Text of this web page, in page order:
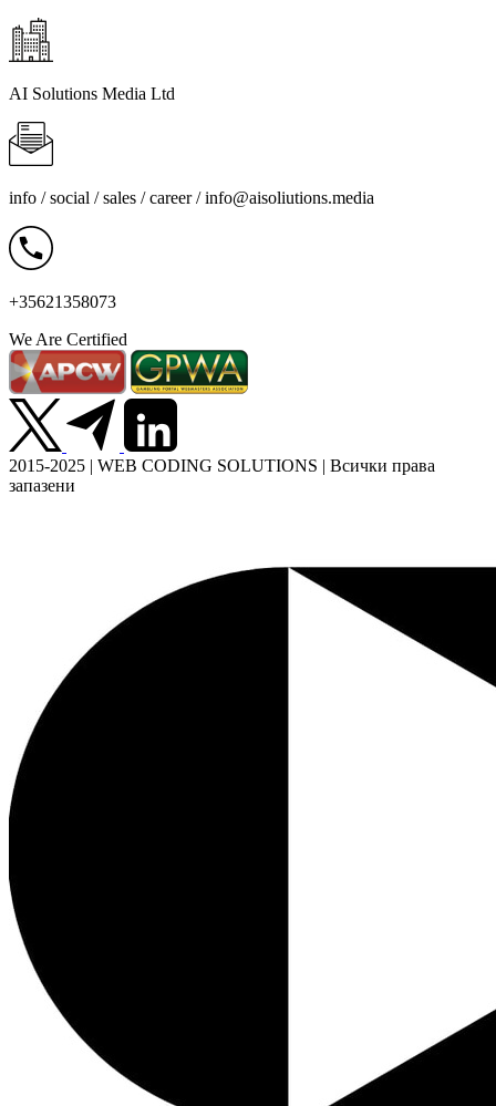
AI Solutions Media Ltd
info / social / sales / career /info@aisoliutions.media
+35621358073
We Are Certified
2015-2025 | WEB CODING SOLUTIONS | Всички права
запазени